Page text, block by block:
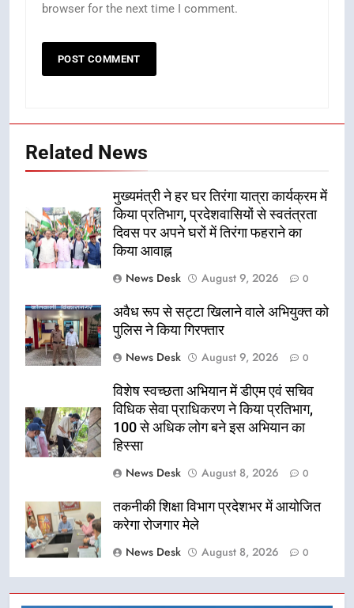
browser for the next time I comment.
Related News
मुख्यमंत्री ने हर घर तिरंगा यात्रा कार्यक्रम में
किया प्रतिभाग, प्रदेशवासियों से स्वतंत्रता
दिवस पर अपने घरों में तिरंगा फहराने का
किया आवाह्न
News Desk
August 9, 2026 0
अवैध रूप से सट्टा खिलाने वाले अभियुक्त को
पुलिस ने किया गिरफ्तार
News Desk
August 9, 2026 0
विशेष स्वच्छता अभियान में डीएम एवं सचिव
विधिक सेवा प्राधिकरण ने किया प्रतिभाग,
100 से अधिक लोग बने इस अभियान का
हिस्सा
News Desk
August 8, 2026 0
तकनीकी शिक्षा विभाग प्रदेशभर में आयोजित
करेगा रोजगार मेले
News Desk
August 8, 2026 0